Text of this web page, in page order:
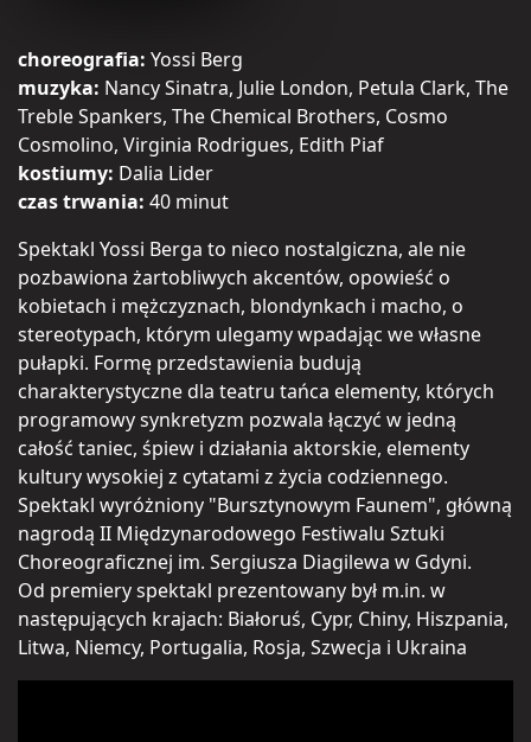
choreografia: Yossi Berg
muzyka: Nancy Sinatra, Julie London, Petula Clark, The
Treble Spankers, The Chemical Brothers, Cosmo
Cosmolino, Virginia Rodrigues, Edith Piaf
kostiumy: Dalia Lider
czas trwania: 40 minut
Spektakl Yossi Berga to nieco nostalgiczna, ale nie
pozbawiona żartobliwych akcentów, opowieść o
kobietach i mężczyznach, blondynkach i macho, o
stereotypach, którym ulegamy wpadając we własne
pułapki. Formę przedstawienia budują
charakterystyczne dla teatru tańca elementy, których
programowy synkretyzm pozwala łączyć w jedną
całość taniec, śpiew i działania aktorskie, elementy
kultury wysokiej z cytatami z życia codziennego.
Spektakl wyróżniony "Bursztynowym Faunem", główną
nagrodą II Międzynarodowego Festiwalu Sztuki
Choreograficznej im. Sergiusza Diagilewa w Gdyni.
Od premiery spektakl prezentowany był m.in. w
następujących krajach: Białoruś, Cypr, Chiny, Hiszpania,
Litwa, Niemcy, Portugalia, Rosja, Szwecja i Ukraina